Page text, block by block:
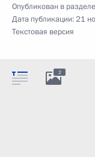
Опубликован в
Дата публикации:21
Текстовая версия
2